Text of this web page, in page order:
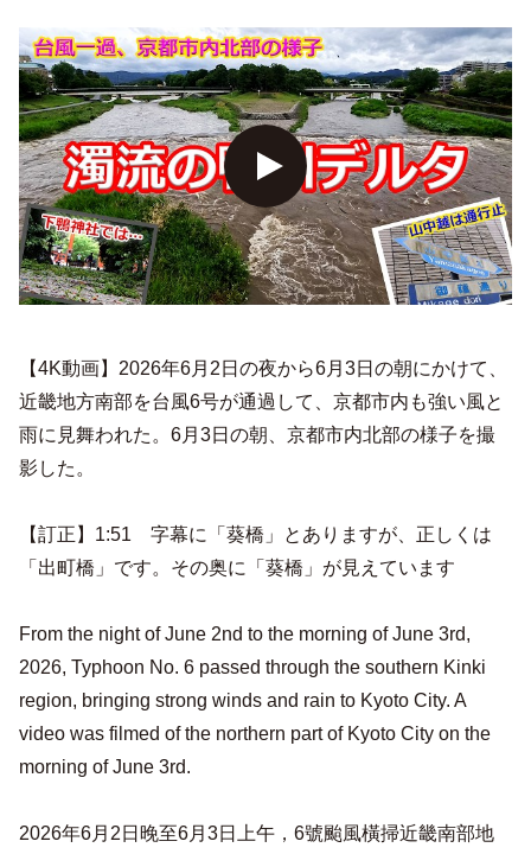
【4K動画】2026年6月2日の夜から6月3日の朝にかけて、
近畿地方南部を台風6号が通過して、京都市内も強い風と
雨に見舞われた。6月3日の朝、京都市内北部の様子を撮
影した。
【訂正】1:51 字幕に「葵橋」とありますが、正しくは
「出町橋」です。その奥に「葵橋」が見えています
From the night of June 2nd to the morning of June 3rd,
2026, Typhoon No. 6 passed through the southern Kinki
region, bringing strong winds and rain to Kyoto City. A
video was filmed of the northern part of Kyoto City on the
morning of June 3rd.
2026年6月2日晚至6月3日上午，6號颱風橫掃近畿南部地